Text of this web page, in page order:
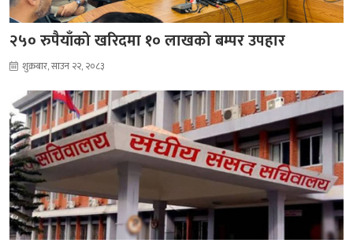
२५० रुपैयाँको खरिदमा १० लाखको बम्पर उपहार
शुक्रबार, साउन २२, २०८३